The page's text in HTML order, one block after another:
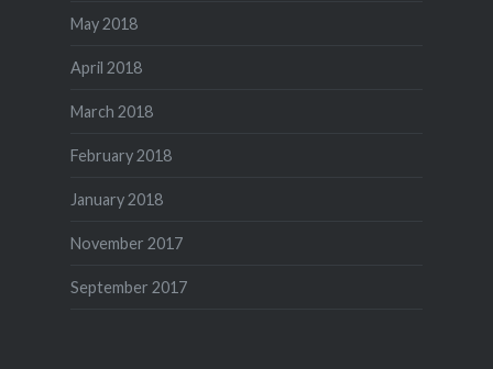
May 2018
April 2018
March 2018
February 2018
January 2018
November 2017
September 2017